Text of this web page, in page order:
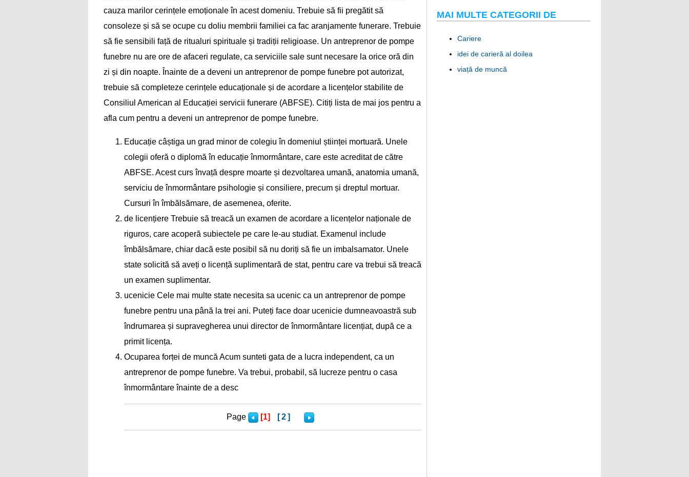
cauza marilor cerințele emoționale în acest domeniu. Trebuie să fii pregătit să
consoleze și să se ocupe cu doliu membrii familiei ca fac aranjamente funerare. Trebuie
să fie sensibili față de ritualuri spirituale și tradiții religioase. Un antreprenor de pompe
funebre nu are ore de afaceri regulate, ca serviciile sale sunt necesare la orice oră din
zi și din noapte. Înainte de a deveni un antreprenor de pompe funebre pot autorizat,
trebuie să completeze cerințele educaționale și de acordare a licențelor stabilite de
Consiliul American al Educației servicii funerare (ABFSE). Citiți lista de mai jos pentru a
afla cum pentru a deveni un antreprenor de pompe funebre.
Educație câștiga un grad minor de colegiu în domeniul științei mortuară. Unele
colegii oferă o diplomă în educație înmormântare, care este acreditat de către
ABFSE. Acest curs învață despre moarte și dezvoltarea umană, anatomia umană,
serviciu de înmormântare psihologie și consiliere, precum și dreptul mortuar.
Cursuri în îmbălsămare, de asemenea, oferite.
de licențiere Trebuie să treacă un examen de acordare a licențelor naționale de
riguros, care acoperă subiectele pe care le-au studiat. Examenul include
îmbălsămare, chiar dacă este posibil să nu doriți să fie un imbalsamator. Unele
state solicită să aveți o licență suplimentară de stat, pentru care va trebui să treacă
un examen suplimentar.
ucenicie Cele mai multe state necesita sa ucenic ca un antreprenor de pompe
funebre pentru una până la trei ani. Puteți face doar ucenicie dumneavoastră sub
îndrumarea și supravegherea unui director de înmormântare licențiat, după ce a
primit licența.
Ocuparea forței de muncă Acum sunteti gata de a lucra independent, ca un
antreprenor de pompe funebre. Va trebui, probabil, să lucreze pentru o casa
înmormântare înainte de a desc
Page [1] [2]
MAI MULTE CATEGORII DE
Cariere
idei de carieră al doilea
viață de muncă